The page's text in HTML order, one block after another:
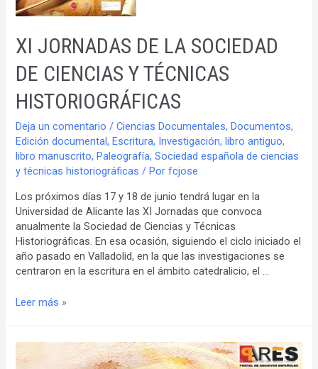
XI JORNADAS DE LA SOCIEDAD
DE CIENCIAS Y TÉCNICAS
HISTORIOGRÁFICAS
Deja un comentario /Ciencias Documentales,Documentos,
Edición documental,Escritura, Investigación,libro antiguo,
libro manuscrito,Paleografía,Sociedad española de ciencias
y técnicas historiográficas / Porfcjose
Los próximos días 17 y 18 de junio tendrá lugar en la
Universidad de Alicante las XI Jornadas que convoca
anualmente la Sociedad de Ciencias y Técnicas
Historiográficas. En esa ocasión, siguiendo el ciclo iniciado el
año pasado en Valladolid, en la que las investigaciones se
centraron en la escritura en el ámbito catedralicio, el …
XI
LA
SOCIEDAD
Leer más »